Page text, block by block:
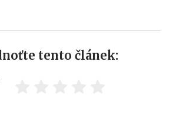
tento článek: